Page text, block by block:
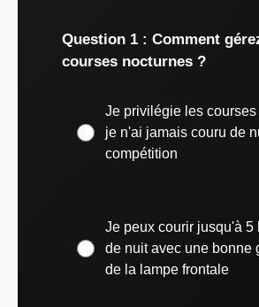
Question 1 : Comment
courses nocturnes ?
Je privilégie les courses
je n'ai jamais couru de
compétition
Je peux courir jusqu'à 5
de nuit avec une bonne
de la lampe frontale